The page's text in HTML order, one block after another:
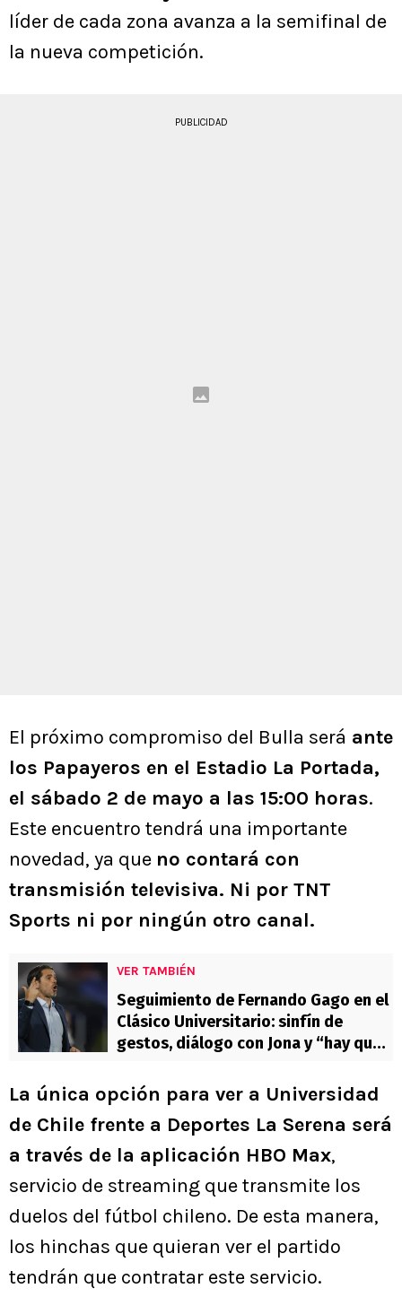
líder de cada zona avanza a la semifinal de
la nueva competición.
PUBLICIDAD
El próximo compromiso del Bulla será ante
los Papayeros en el Estadio La Portada,
el sábado 2 de mayo a las 15:00 horas.
Este encuentro tendrá una importante
novedad, ya que no contará con
transmisión televisiva. Ni por TNT
Sports ni por ningún otro canal.
VER TAMBIÉN
Seguimiento de Fernando Gago en el
Clásico Universitario: sinfín de
gestos, diálogo con Jona y “hay que
La única opción para ver a Universidad
de Chile frente a Deportes La Serena será
a través de la aplicación HBO Max,
servicio de streaming que transmite los
duelos del fútbol chileno. De esta manera,
los hinchas que quieran ver el partido
tendrán que contratar este servicio.